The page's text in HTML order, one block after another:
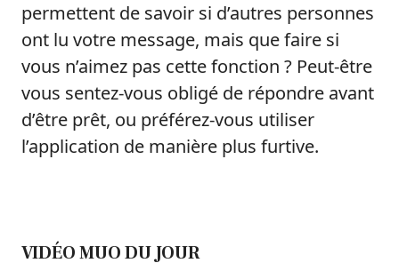
permettent de savoir si d’autres personnes
ont lu votre message, mais que faire si
vous n’aimez pas cette fonction ? Peut-être
vous sentez-vous obligé de répondre avant
d’être prêt, ou préférez-vous utiliser
l’application de manière plus furtive.
VIDÉO MUO DU JOUR